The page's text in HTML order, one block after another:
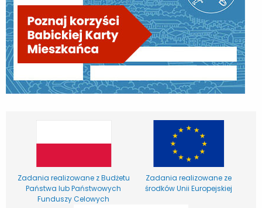
Zadania realizowane z Budżetu
Państwa lub Państwowych
Funduszy Celowych
Zadania realizowane ze
środków Unii Europejskiej